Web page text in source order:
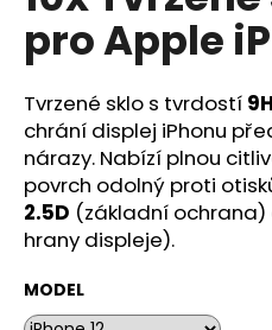
5
hvězdiček.
pro Apple
Tvrzené sklo s tvrdostí 9H
chrání displej iPhonu
nárazy. Nabízí plnou
povrch odolný proti
2.5D (základní ochrana)
hrany displeje).
MODEL
a
j
í
t
?